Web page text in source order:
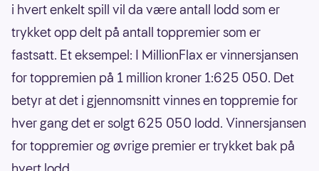
i hvert enkelt spill vil da være antall lodd som er
trykket opp delt på antall toppremier som er
fastsatt. Et eksempel: I MillionFlax er vinnersjansen
for toppremien på 1 million kroner 1:625 050. Det
betyr at det i gjennomsnitt vinnes en toppremie for
hver gang det er solgt 625 050 lodd. Vinnersjansen
for toppremier og øvrige premier er trykket bak på